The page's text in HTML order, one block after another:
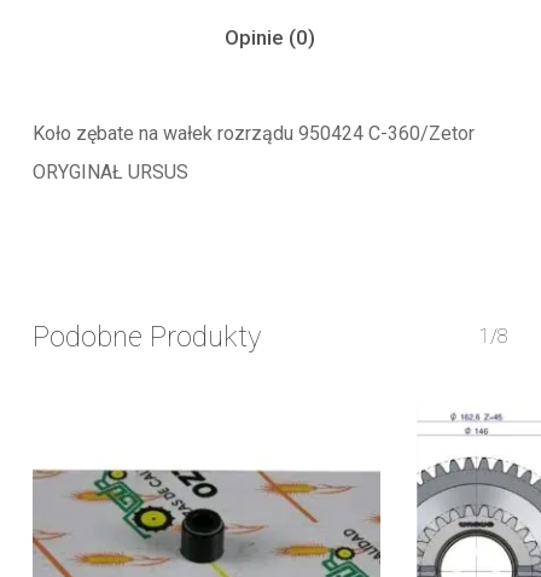
Opinie (0)
Koło zębate na wałek rozrządu 950424 C-360/Zetor
ORYGINAŁ URSUS
Podobne Produkty 1/8